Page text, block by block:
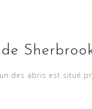
des abris est situé